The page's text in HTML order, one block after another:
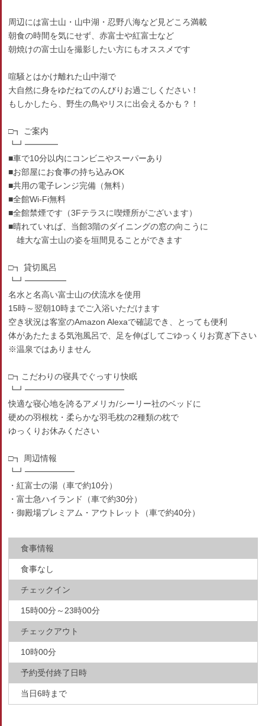
周辺には富士山・山中湖・忍野八海など見どころ満載
朝食の時間を気にせず、赤富士や紅富士など
朝焼けの富士山を撮影したい方にもオススメです
喧騒とはかけ離れた山中湖で
大自然に身をゆだねてのんびりお過ごしください！
もしかしたら、野生の鳥やリスに出会えるかも？！
□┓ ご案内
┗┛━━━━
■車で10分以内にコンビニやスーパーあり
■お部屋にお食事の持ち込みOK
■共用の電子レンジ完備（無料）
■全館Wi-Fi無料
■全館禁煙です（3Fテラスに喫煙所がございます）
■晴れていれば、当館3階のダイニングの窓の向こうに
雄大な富士山の姿を垣間見ることができます
□┓ 貸切風呂
┗┛━━━━━
名水と名高い富士山の伏流水を使用
15時～翌朝10時までご入浴いただけます
空き状況は客室のAmazon Alexaで確認でき、とっても便利
体があたたまる気泡風呂で、足を伸ばしてごゆっくりお寛ぎ下さい
※温泉ではありません
□┓こだわりの寝具でぐっすり快眠
┗┛━━━━━━━━━━━━
快適な寝心地を誇るアメリカ/シーリー社のベッドに
硬めの羽根枕・柔らかな羽毛枕の2種類の枕で
ゆっくりお休みください
□┓ 周辺情報
┗┛━━━━━━
・紅富士の湯（車で約10分）
・富士急ハイランド（車で約30分）
・御殿場プレミアム・アウトレット（車で約40分）
食事情報
食事なし
チェックイン
15時00分～23時00分
チェックアウト
10時00分
予約受付終了日時
当日6時まで